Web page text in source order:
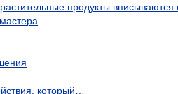
продукты
который…